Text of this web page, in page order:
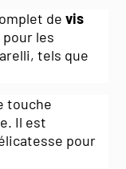
de vis
les
tels que
touche
Il est
pour